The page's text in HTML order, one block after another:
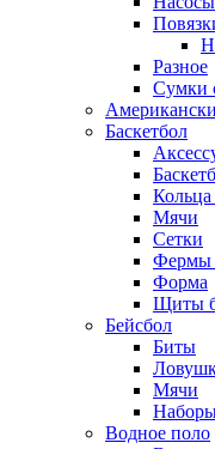
Разное
Сумки
Баскетбол
Кольца
Мячи
Сетки
Фермы
Форма
Щиты
Бейсбол
Биты
Мячи
Водное поло